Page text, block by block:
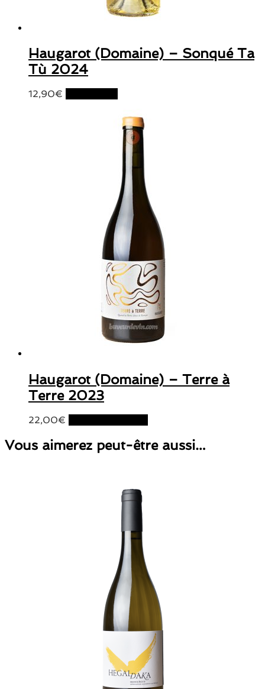
Haugarot (Domaine) – Sonqué Ta
Tù 2024
12,90€
Haugarot (Domaine) – Terre à
Terre 2023
22,00€
Vous aimerez peut-être aussi…